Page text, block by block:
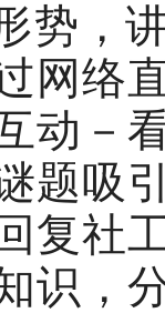
，讲
网络
动－
题吸
复社
识，